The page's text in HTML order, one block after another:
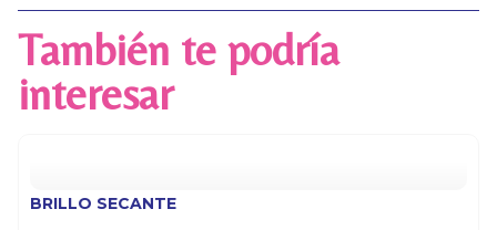
También te podría
interesar
BRILLO SECANTE